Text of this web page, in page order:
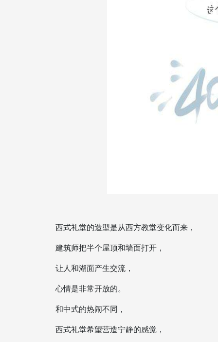
西式礼堂的造型是从西方教堂变化而来，
建筑师把半个屋顶和墙面打开，
让人和湖面产生交流，
心情是非常开放的。
和中式的热闹不同，
西式礼堂希望营造宁静的感觉，